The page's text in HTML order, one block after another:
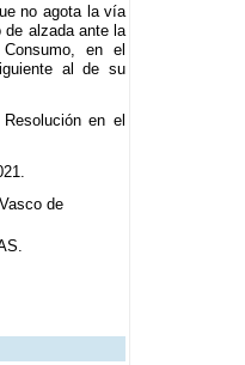
no agota la vía
de alzada ante la
en el
al de su
en el
de